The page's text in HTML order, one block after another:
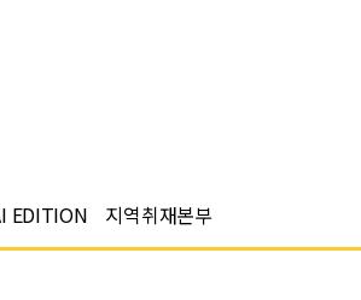
EDITION 지역취재본부